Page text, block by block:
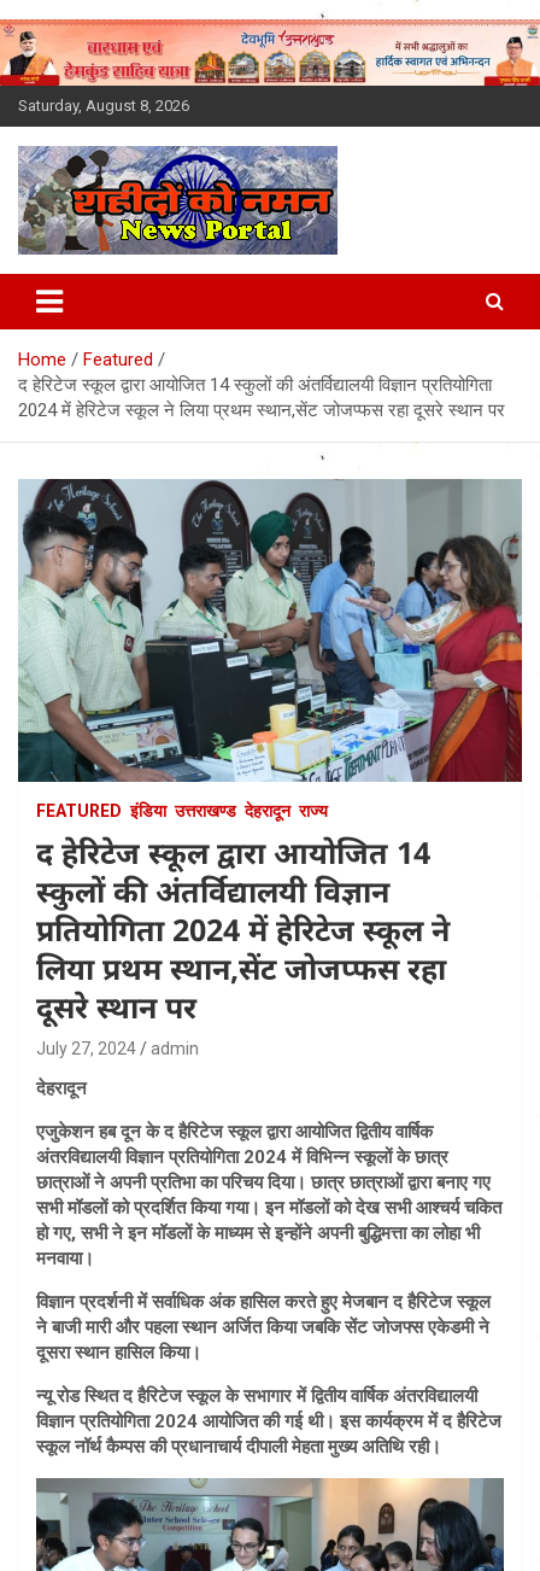
Skip
to
content
Saturday, August 8, 2026
Latest News Today, Breaking
News, Uttarakhand News in
Hindi
Home
Featured
द हेरिटेज स्कूल द्वारा आयोजित 14 स्कुलों की अंतर्विद्यालयी विज्ञान प्रतियोगिता
2024 में हेरिटेज स्कूल ने लिया प्रथम स्थान,सेंट जोजप्फस रहा दूसरे स्थान पर
FEATURED इंडिया उत्तराखण्ड देहरादून राज्य
द हेरिटेज स्कूल द्वारा आयोजित 14
स्कुलों की अंतर्विद्यालयी विज्ञान
प्रतियोगिता 2024 में हेरिटेज स्कूल ने
लिया प्रथम स्थान,सेंट जोजप्फस रहा
दूसरे स्थान पर
July 27, 2024 admin
देहरादून
एजुकेशन हब दून के द हैरिटेज स्कूल द्वारा आयोजित द्वितीय वार्षिक
अंतरविद्यालयी विज्ञान प्रतियोगिता 2024 में विभिन्न स्कूलों के छात्र
छात्राओं ने अपनी प्रतिभा का परिचय दिया। छात्र छात्राओं द्वारा बनाए गए
सभी मॉडलों को प्रदर्शित किया गया। इन मॉडलों को देख सभी आश्चर्य चकित
हो गए, सभी ने इन मॉडलों के माध्यम से इन्होंने अपनी बुद्धिमत्ता का लोहा भी
मनवाया।
विज्ञान प्रदर्शनी में सर्वाधिक अंक हासिल करते हुए मेजबान द हैरिटेज स्कूल
ने बाजी मारी और पहला स्थान अर्जित किया जबकि सेंट जोजफ्स एकेडमी ने
दूसरा स्थान हासिल किया।
न्यू रोड स्थित द हैरिटेज स्कूल के सभागार में द्वितीय वार्षिक अंतरविद्यालयी
विज्ञान प्रतियोगिता 2024 आयोजित की गई थी। इस कार्यक्रम में द हैरिटेज
स्कूल नॉर्थ कैम्पस की प्रधानाचार्य दीपाली मेहता मुख्य अतिथि रही।